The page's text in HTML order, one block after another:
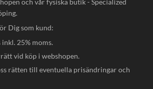
Dig som kund:
25% moms.
vid köp i webshopen.
rätten till eventuella prisändringar och